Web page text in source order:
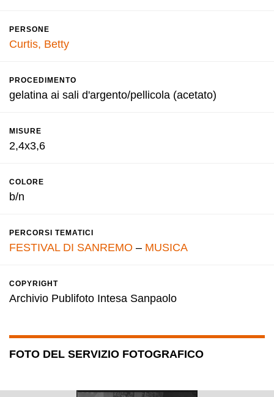
PERSONE
Curtis, Betty
PROCEDIMENTO
gelatina ai sali d'argento/pellicola (acetato)
MISURE
2,4x3,6
COLORE
b/n
PERCORSI TEMATICI
FESTIVAL DI SANREMO – MUSICA
COPYRIGHT
Archivio Publifoto Intesa Sanpaolo
FOTO DEL SERVIZIO FOTOGRAFICO